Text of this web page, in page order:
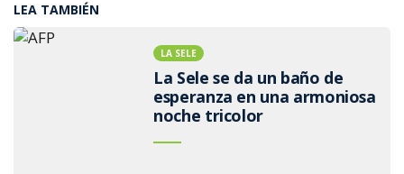
LEA TAMBIÉN
LA SELE
La Sele se da un baño de
esperanza en una armoniosa
noche tricolor